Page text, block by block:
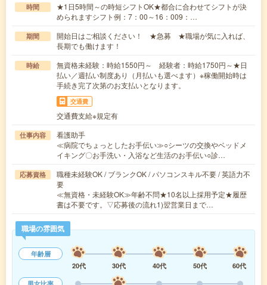
時間
★1日5時間～の時短シフトOK★都合に合わせてシフトが決
められますシフト例：7：00～16：009：…
期間
開始日はご相談ください！ ★急募 ★職場が気に入れば、
長期でも働けます！
時給
無資格未経験：時給1550円～ 経験者：時給1750円～★日
払い／週払い制度あり（月払いも選べます）※稼働開始時は
手続き完了次第のお支払いとなります。
交通費
交通費支給※規定有
仕事内容
看護助手
≪病院でちょっとしたお手伝い≫○シーツの交換やベッドメ
イキング〇お手洗い・入浴など生活のお手伝い○診…
応募資格
職種未経験OK / ブランクOK / パソコンスキル不要 / 英語力不
要
≪無資格・未経験OK≫年齢不問★10名以上採用予定★履歴
書は不要です。▽応募後の流れ1)翌営業日まで…
職場の雰囲気
年齢層
20代
30代 40代 50代
60代